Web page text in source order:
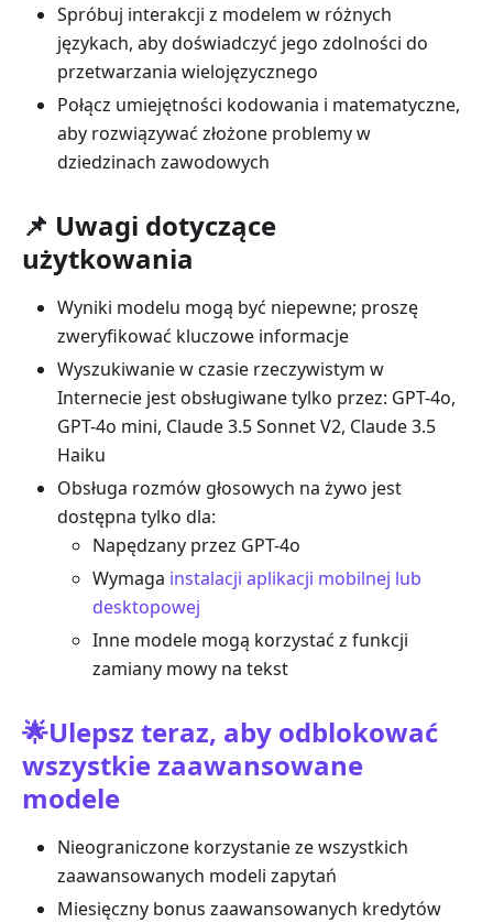
Spróbuj interakcji z modelem w różnych
językach, aby doświadczyć jego zdolności do
przetwarzania wielojęzycznego
Połącz umiejętności kodowania i matematyczne,
aby rozwiązywać złożone problemy w
dziedzinach zawodowych
📌 Uwagi dotyczące
użytkowania
Wyniki modelu mogą być niepewne; proszę
zweryfikować kluczowe informacje
Wyszukiwanie w czasie rzeczywistym w
Internecie jest obsługiwane tylko przez: GPT-4o,
GPT-4o mini, Claude 3.5 Sonnet V2, Claude 3.5
Haiku
Obsługa rozmów głosowych na żywo jest
dostępna tylko dla:
Napędzany przez GPT-4o
Wymaga instalacji aplikacji mobilnej lub
desktopowej
Inne modele mogą korzystać z funkcji
zamiany mowy na tekst
🌟Ulepsz teraz, aby odblokować
wszystkie zaawansowane
modele
Nieograniczone korzystanie ze wszystkich
zaawansowanych modeli zapytań
Miesięczny bonus zaawansowanych kredytów